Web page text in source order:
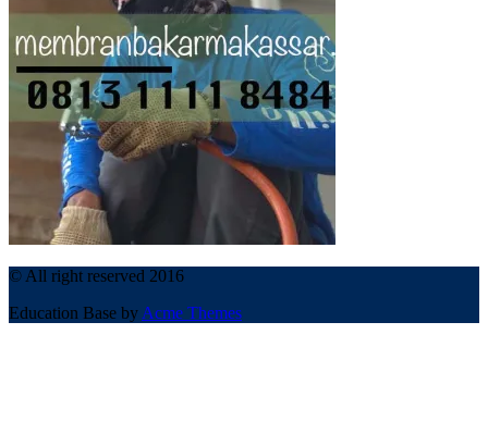
© All right reserved 2016
Education Base by Acme Themes